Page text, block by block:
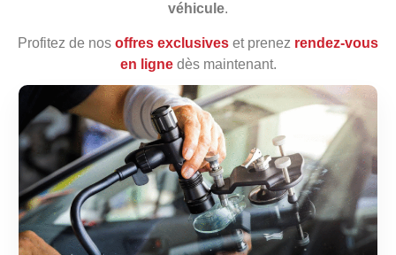
véhicule.
Profitez de nos offres exclusives et prenez rendez‑vous
en lignedès maintenant.